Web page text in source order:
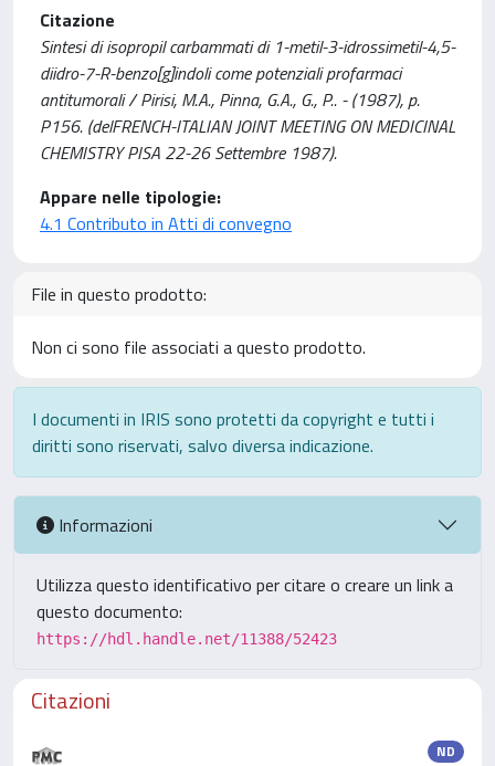
Citazione
Sintesi di isopropil carbammati di 1-metil-3-idrossimetil-4,5-
diidro-7-R-benzo[g]indoli come potenziali profarmaci
antitumorali / Pirisi, M.A., Pinna, G.A., G., P.. - (1987), p.
P156. (delFRENCH-ITALIAN JOINT MEETING ON MEDICINAL
CHEMISTRY PISA 22-26 Settembre 1987).
Appare nelle tipologie:
4.1 Contributo in Atti di convegno
File in questo prodotto:
Non ci sono file associati a questo prodotto.
I documenti in IRIS sono protetti da copyright e tutti i
diritti sono riservati, salvo diversa indicazione.
Informazioni
Utilizza questo identificativo per citare o creare un link a
questo documento:
https://hdl.handle.net/11388/52423
Citazioni
ND